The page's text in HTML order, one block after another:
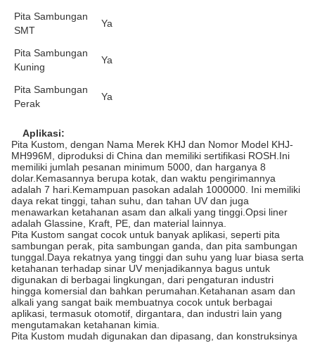
Pita Sambungan
SMT
Ya
Pita Sambungan
Kuning
Ya
Pita Sambungan
Perak
Ya
Aplikasi:
Pita Kustom, dengan Nama Merek KHJ dan Nomor Model KHJ-
MH996M, diproduksi di China dan memiliki sertifikasi ROSH.Ini
memiliki jumlah pesanan minimum 5000, dan harganya 8
dolar.Kemasannya berupa kotak, dan waktu pengirimannya
adalah 7 hari.Kemampuan pasokan adalah 1000000. Ini memiliki
daya rekat tinggi, tahan suhu, dan tahan UV dan juga
menawarkan ketahanan asam dan alkali yang tinggi.Opsi liner
adalah Glassine, Kraft, PE, dan material lainnya.
Pita Kustom sangat cocok untuk banyak aplikasi, seperti pita
sambungan perak, pita sambungan ganda, dan pita sambungan
tunggal.Daya rekatnya yang tinggi dan suhu yang luar biasa serta
ketahanan terhadap sinar UV menjadikannya bagus untuk
digunakan di berbagai lingkungan, dari pengaturan industri
hingga komersial dan bahkan perumahan.Ketahanan asam dan
alkali yang sangat baik membuatnya cocok untuk berbagai
aplikasi, termasuk otomotif, dirgantara, dan industri lain yang
mengutamakan ketahanan kimia.
Pita Kustom mudah digunakan dan dipasang, dan konstruksinya